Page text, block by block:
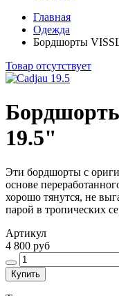
Главная
Одежда
Бордшорты
Товар отсутствует
19.5"
Эти бордшорты с
основе
хорошо тянутся, не
парой в тропических
Артикул
4 800 руб
Купить